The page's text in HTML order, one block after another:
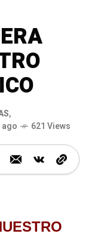
,
ago 621 Views